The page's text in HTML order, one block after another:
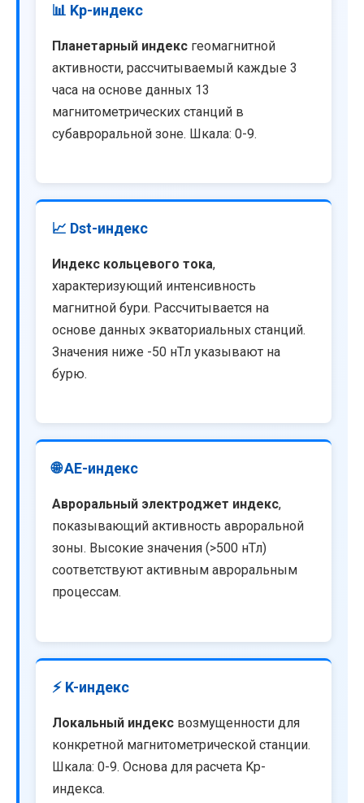
📊 Kp-индекс
Планетарный индекс геомагнитной
активности, рассчитываемый каждые 3
часа на основе данных 13
магнитометрических станций в
субавроральной зоне. Шкала: 0-9.
📈 Dst-индекс
Индекс кольцевого тока,
характеризующий интенсивность
магнитной бури. Рассчитывается на
основе данных экваториальных станций.
Значения ниже -50 нТл указывают на
бурю.
🌐 AE-индекс
Авроральный электроджет индекс,
показывающий активность авроральной
зоны. Высокие значения (>500 нТл)
соответствуют активным авроральным
процессам.
⚡ K-индекс
Локальный индекс возмущенности для
конкретной магнитометрической станции.
Шкала: 0-9. Основа для расчета Kp-
индекса.